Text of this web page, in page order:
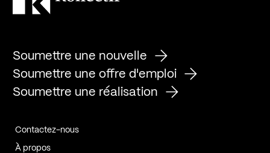
Soumettre une nouvelle
Soumettre une offre d'emploi
Soumettre une réalisation
Contactez-nous
À propos